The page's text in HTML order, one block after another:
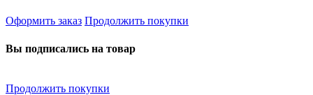
Оформить заказ Продолжить покупки
Вы подписались на товар
Продолжить покупки